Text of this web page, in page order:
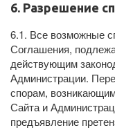
6. Разрешение
6.1. Все возможные
Соглашения,
действующим
Администрации.
спорам,
Сайта и
предъявление